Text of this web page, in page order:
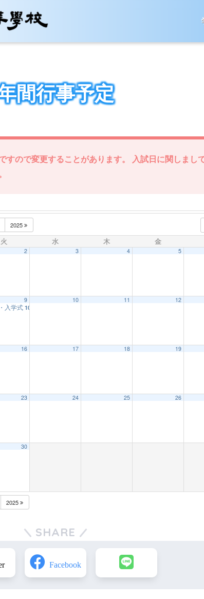
間行事予定
すので変更することがあります。 入試日に関しまして
2025
火 水 木 金
2 3 4 5
9
入学式 10:00 AM
10 11 12
16 17 18 19
23 24 25 26
30
2025
SHARE